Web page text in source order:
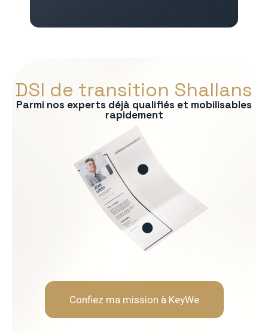
DSI de transition Shallans
Parmi nos experts déjà qualifiés et mobilisables
rapidement
Soft Skills recherchées :
Vision stratégique et sens
Capacité à vulgariser les
Rigueur et orienté
Confiez ma mission à KeyWe